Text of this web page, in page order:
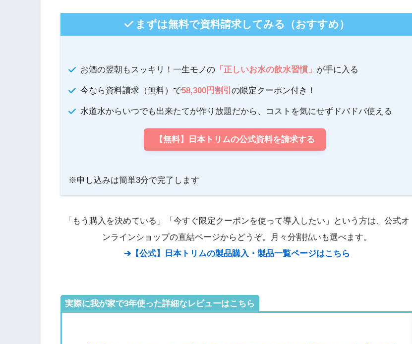
まずは無料で資料請求してみる（おすすめ）
お酒の翌朝もスッキリ！一生モノの「正しいお水の飲水習慣」 が手に入る
今なら資料請求（無料）で58,300円割引 の限定クーポン付き！
水道水からいつでも出来たてが作り放題だから、コストを気にせずドバドバ使える
【無料】日本トリムの公式資料を請求する
※申し込みは簡単3分で完了します
「もう購入を決めている」「今すぐ限定クーポンを使って導入したい」という方は、公式オ
ンラインショップの直結ページからどうぞ。月々分割払いも選べます。
➔【公式】日本トリムの製品購入・製品一覧ページはこちら
実際に我が家で3年使った詳細なレビューはこちら